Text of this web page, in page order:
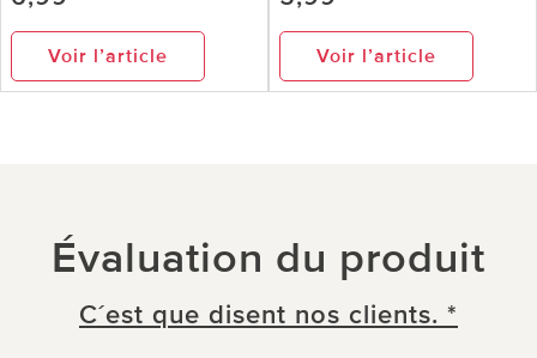
Voir l’article Voir l’article
Évaluation du produit
C´est que disent nos clients. *